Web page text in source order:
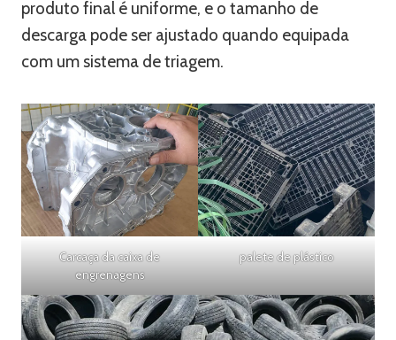
produto final é uniforme, e o tamanho de
descarga pode ser ajustado quando equipada
com um sistema de triagem.
Carcaça da caixa de
engrenagens
palete de plástico